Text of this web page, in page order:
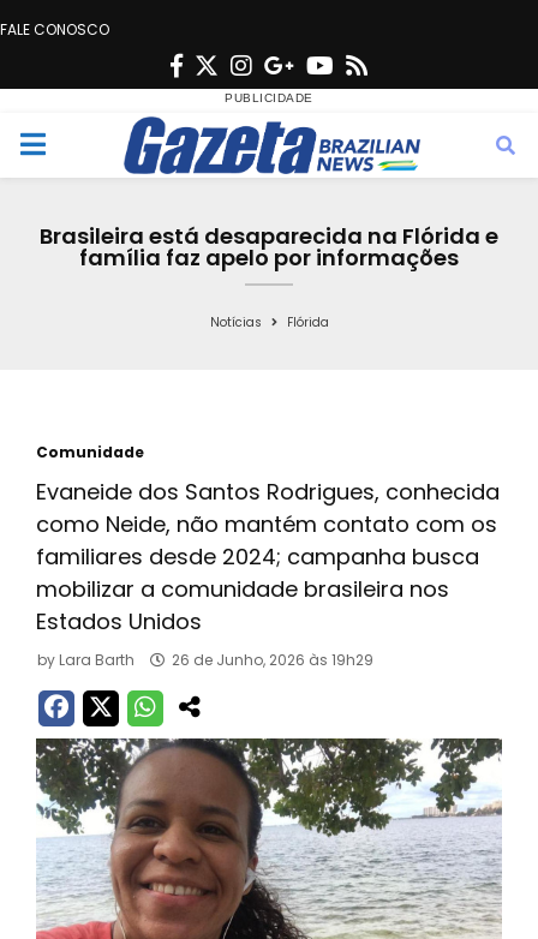
FALE CONOSCO
F
c
e
o
T
w
i
t
e
r
n
s
t
g
r
a
G
o
o
g
e
Y
u
t
b
s
M
Brasileira está desaparecida na Flórida e
família faz apelo por informações
Notícias Flórida
Comunidade
Evaneide dos Santos Rodrigues, conhecida
como Neide, não mantém contato com os
familiares desde 2024; campanha busca
mobilizar a comunidade brasileira nos
Estados Unidos
by Lara Barth 26 de Junho, 2026 às 19h29